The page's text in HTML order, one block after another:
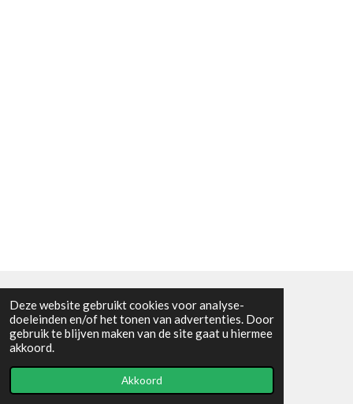
Deze website gebruikt cookies voor analyse-
doeleinden en/of het tonen van advertenties. Door
gebruik te blijven maken van de site gaat u hiermee
akkoord.
Akkoord
Algemene voorwaarden
© 2021 - RC en mineralenshop Het vlinderpad